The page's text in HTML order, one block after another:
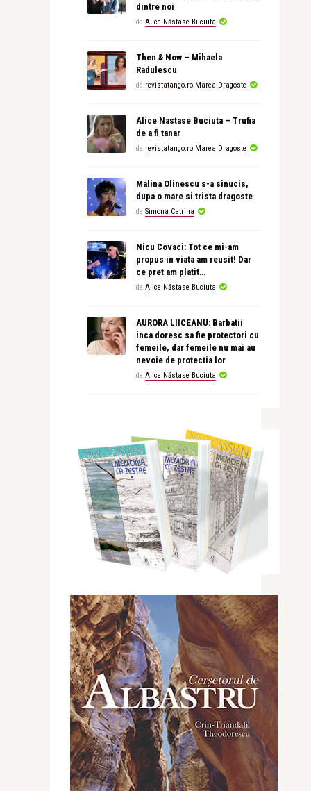
dintre noi
de Alice Năstase Buciuta
Then & Now – Mihaela
Radulescu
de revistatango.ro Marea Dragoste
Alice Nastase Buciuta – Trufia
de a fi tanar
de revistatango.ro Marea Dragoste
Malina Olinescu s-a sinucis,
dupa o mare si trista dragoste
de Simona Catrina
Nicu Covaci: Tot ce mi-am
propus in viata am reusit! Dar
ce pret am platit…
de Alice Năstase Buciuta
AURORA LIICEANU: Barbatii
inca doresc sa fie protectori cu
femeile, dar femeile nu mai au
nevoie de protectia lor
de Alice Năstase Buciuta